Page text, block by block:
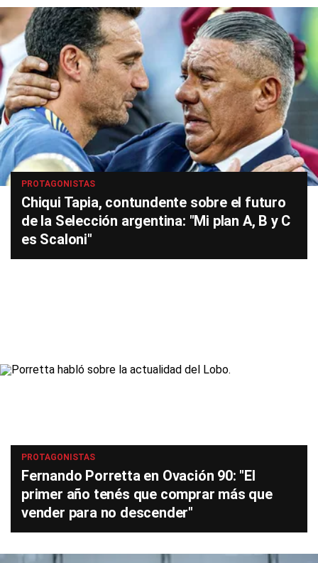
PROTAGONISTAS
Chiqui Tapia, contundente sobre el futuro
de la Selección argentina: "Mi plan A, B y C
es Scaloni"
PROTAGONISTAS
Fernando Porretta en Ovación 90: "El
primer año tenés que comprar más que
vender para no descender"